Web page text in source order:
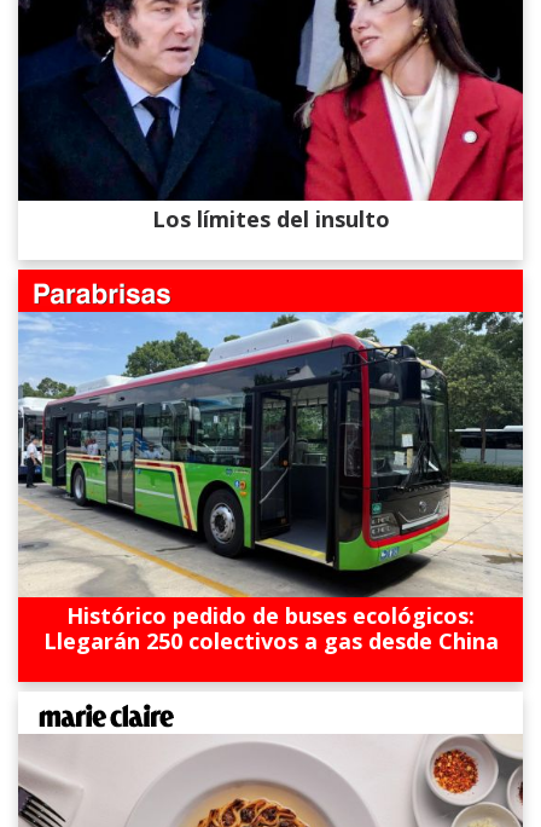
Los límites del insulto
Histórico pedido de buses ecológicos:
Llegarán 250 colectivos a gas desde China